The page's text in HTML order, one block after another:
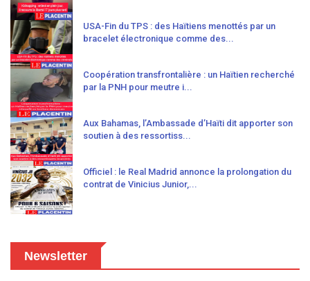
USA-Fin du TPS : des Haïtiens menottés par un
bracelet électronique comme des...
Coopération transfrontalière : un Haïtien recherché
par la PNH pour meutre i...
Aux Bahamas, l’Ambassade d’Haïti dit apporter son
soutien à des ressortiss...
Officiel : le Real Madrid annonce la prolongation du
contrat de Vinicius Junior,...
Newsletter